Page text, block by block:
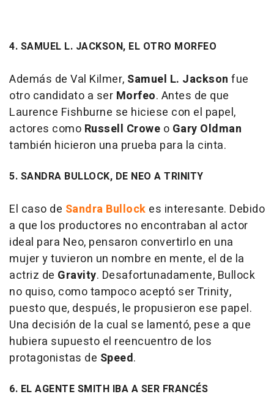
4. SAMUEL L. JACKSON, EL OTRO MORFEO
Además de Val Kilmer, Samuel L. Jackson fue
otro candidato a ser Morfeo. Antes de que
Laurence Fishburne se hiciese con el papel,
actores como Russell Crowe o Gary Oldman
también hicieron una prueba para la cinta.
5. SANDRA BULLOCK, DE NEO A TRINITY
El caso de Sandra Bullock es interesante. Debido
a que los productores no encontraban al actor
ideal para Neo, pensaron convertirlo en una
mujer y tuvieron un nombre en mente, el de la
actriz de Gravity. Desafortunadamente, Bullock
no quiso, como tampoco aceptó ser Trinity,
puesto que, después, le propusieron ese papel.
Una decisión de la cual se lamentó, pese a que
hubiera supuesto el reencuentro de los
protagonistas de Speed.
6. EL AGENTE SMITH IBA A SER FRANCÉS